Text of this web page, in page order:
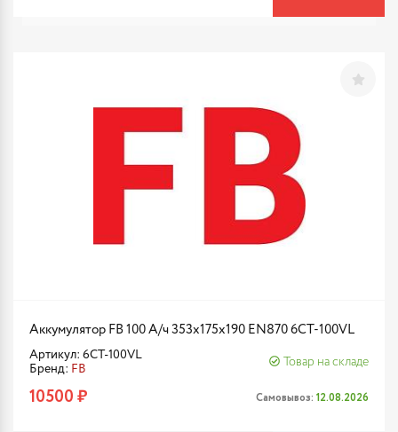
Аккумулятор FB 100 А/ч 353х175х190 EN870 6CT-100VL
Артикул: 6CT-100VL
Бренд: FB
Товар на складе
10500 ₽ Самовывоз: 12.08.2026